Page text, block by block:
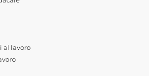
al lavoro